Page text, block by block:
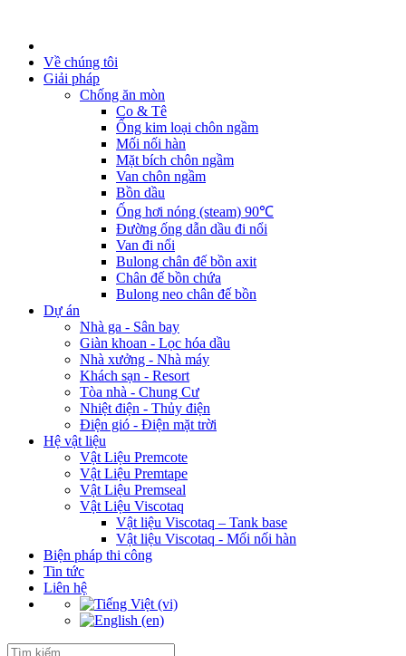
Về chúng tôi
Giải pháp
Chống ăn mòn
Co & Tê
Ống kim loại chôn ngầm
Mối nối hàn
Mặt bích chôn ngầm
Van chôn ngầm
Bồn dầu
Ống hơi nóng (steam) 90℃
Đường ống dẫn dầu đi nổi
Van đi nổi
Bulong chân đế bồn axit
Chân đế bồn chứa
Bulong neo chân đế bồn
Dự án
Nhà ga - Sân bay
Giàn khoan - Lọc hóa dầu
Nhà xưởng - Nhà máy
Khách sạn - Resort
Tòa nhà - Chung Cư
Nhiệt điện - Thủy điện
Điện gió - Điện mặt trời
Hệ vật liệu
Vật Liệu Premcote
Vật Liệu Premtape
Vật Liệu Premseal
Vật Liệu Viscotaq
Vật liệu Viscotaq – Tank base
Vật liệu Viscotaq - Mối nối hàn
Biện pháp thi công
Tin tức
Liên hệ